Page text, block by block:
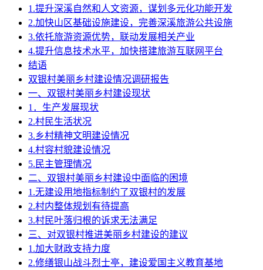
1.提升深溪自然和人文资源，谋划多元化功能开发
2.加快山区基础设施建设，完善深溪旅游公共设施
3.依托旅游资源优势，联动发展相关产业
4.提升信息技术水平，加快搭建旅游互联网平台
结语
双银村美丽乡村建设情况调研报告
一、双银村美丽乡村建设现状
1．生产发展现状
2.村民生活状况
3.乡村精神文明建设情况
4.村容村貌建设情况
5.民主管理情况
二、双银村美丽乡村建设中面临的困境
1.无建设用地指标制约了双银村的发展
2.村内整体规划有待提高
3.村民叶落归根的诉求无法满足
三、对双银村推进美丽乡村建设的建议
1.加大财政支持力度
2.修缮银山战斗烈士亭，建设爱国主义教育基地